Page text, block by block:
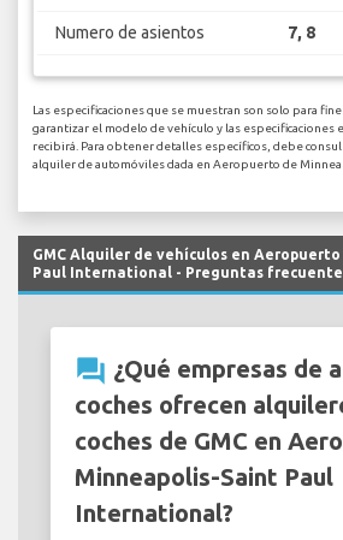
Numero de asientos 7, 8
Las especificaciones que se muestran son solo para
garantizar el modelo de vehículo y las especificaciones
recibirá. Para obtener detalles específicos, debe
alquiler de automóviles dada en Aeropuerto de
GMC Alquiler de vehículos en
Paul International - Preguntas
question_answer ¿Qué empresas de
coches ofrecen
coches de GMC en
Minneapolis-Saint Paul
International?